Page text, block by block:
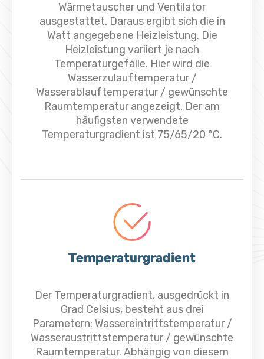
Wärmetauscher und Ventilator
ausgestattet. Daraus ergibt sich die in
Watt angegebene Heizleistung. Die
Heizleistung variiert je nach
Temperaturgefälle. Hier wird die
Wasserzulauftemperatur /
Wasserablauftemperatur / gewünschte
Raumtemperatur angezeigt. Der am
häufigsten verwendete
Temperaturgradient ist 75/65/20 °C.
Temperaturgradient
Der Temperaturgradient, ausgedrückt in
Grad Celsius, besteht aus drei
Parametern: Wassereintrittstemperatur /
Wasseraustrittstemperatur / gewünschte
Raumtemperatur. Abhängig von diesem